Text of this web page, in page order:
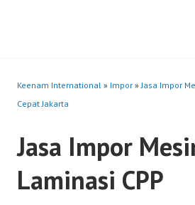
Keenam International » Impor »Jasa Impor
Cepat Jakarta
Jasa Impor
Laminasi CPP